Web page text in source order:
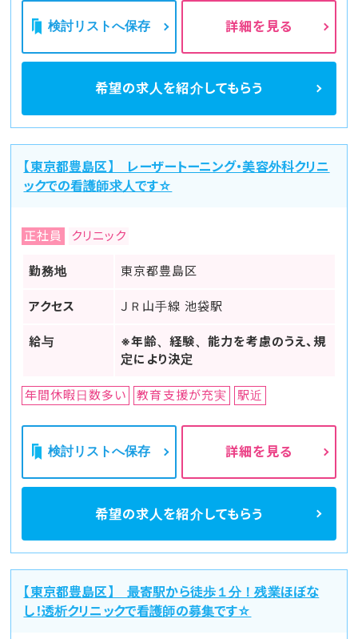
検討リストへ保存 詳細を見る
希望の求人を紹介してもらう
【東京都豊島区】 レーザートーニング・美容外科クリニ
ックでの看護師求人です☆
正社員 クリニック
勤務地 東京都豊島区
アクセス ＪＲ山手線 池袋駅
給与
※年齢、経験、能力を考慮のうえ、規
定により決定
年間休暇日数多い 教育支援が充実 駅近
検討リストへ保存 詳細を見る
希望の求人を紹介してもらう
【東京都豊島区】 最寄駅から徒歩１分！残業ほぼな
し！透析クリニックで看護師の募集です☆